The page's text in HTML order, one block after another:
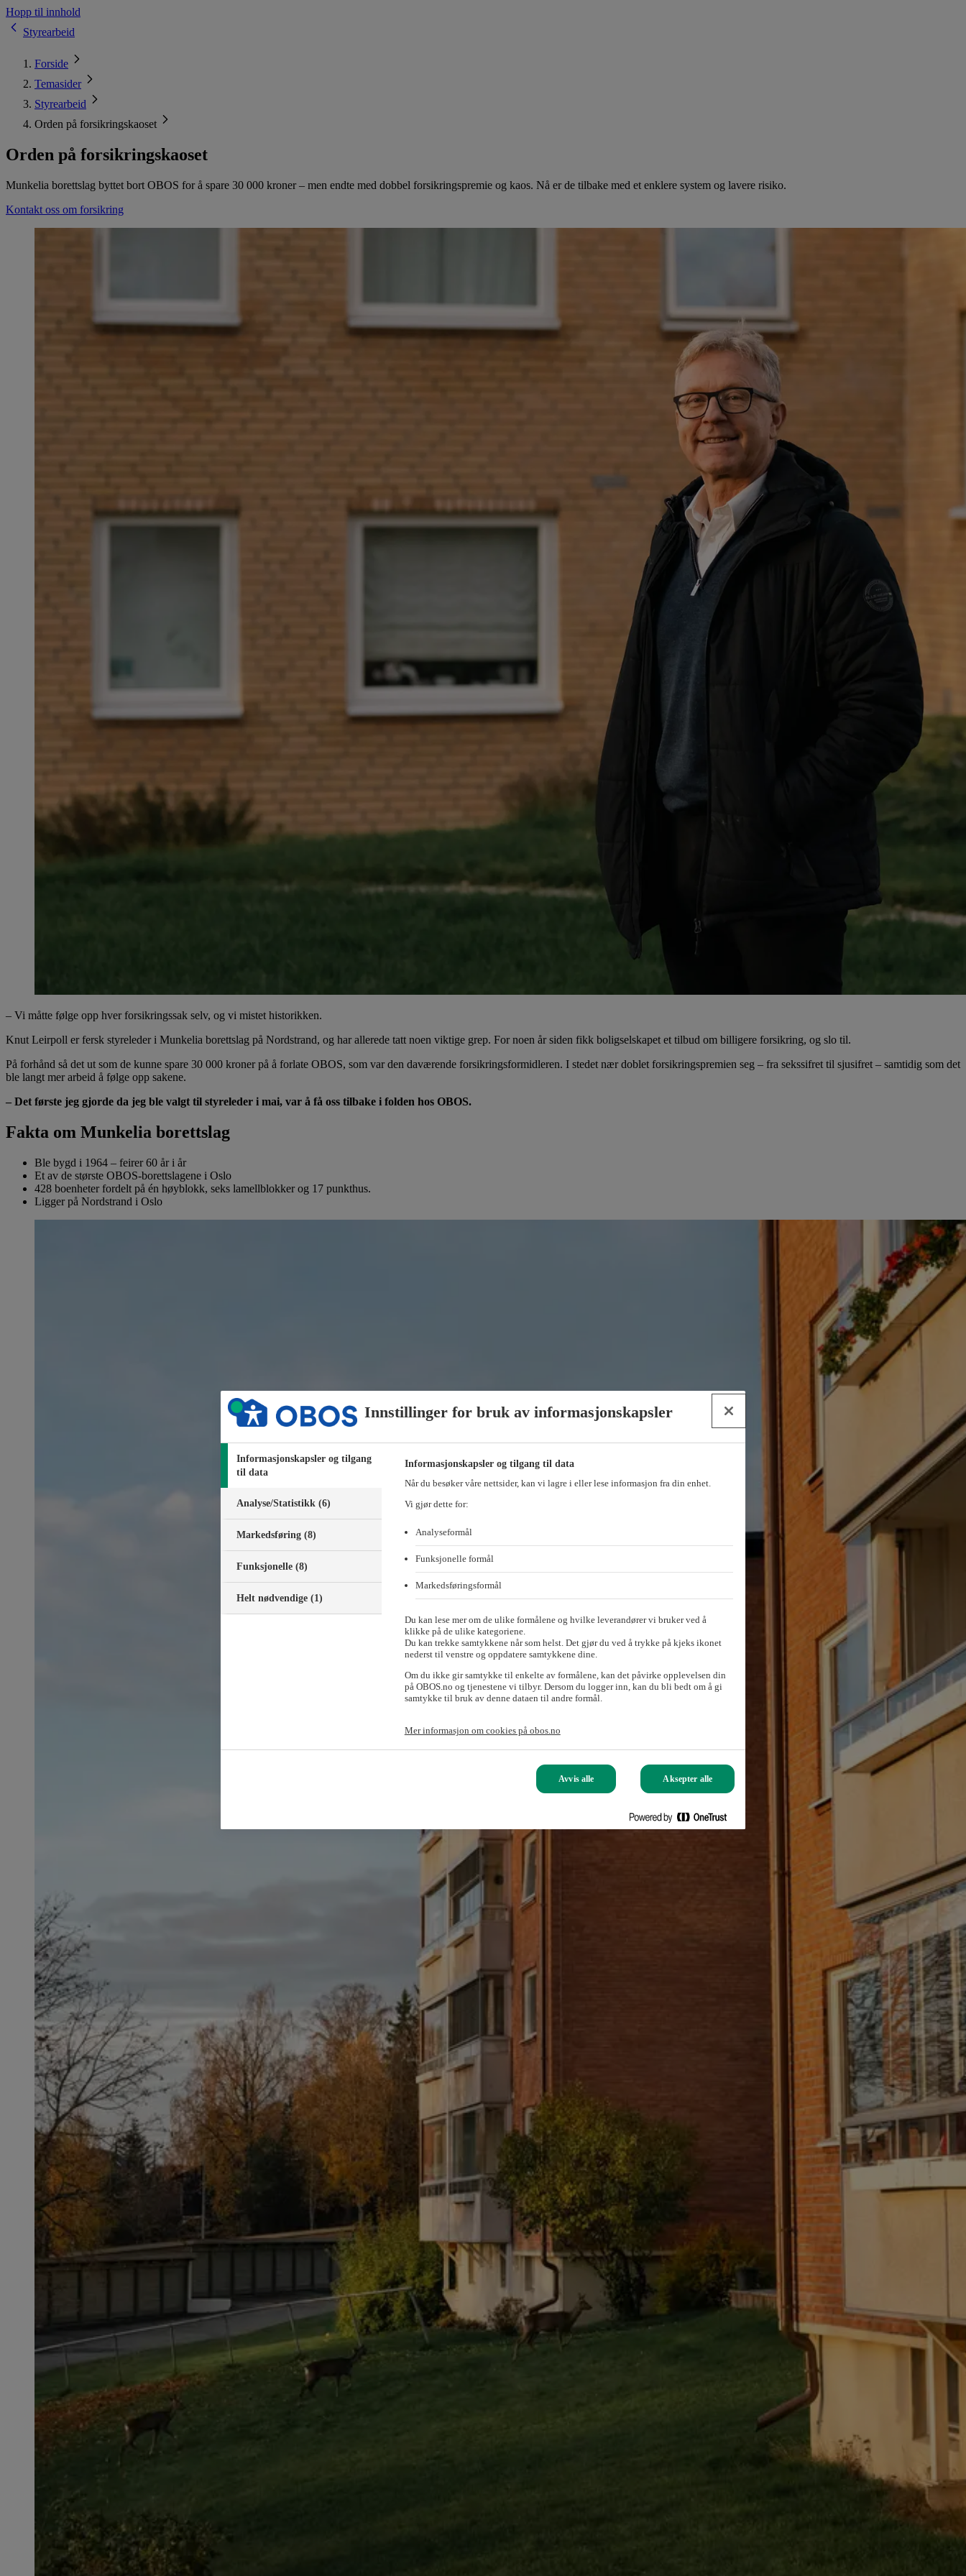
Hopp til innhold
Styrearbeid
Forside
Temasider
Styrearbeid
Orden på forsikringskaoset
Orden på forsikringskaoset
Munkelia borettslag byttet bort OBOS for å spare 30 000 kroner – men endte med dobbel forsikringspremie og kaos. Nå er de tilbake med et enklere system og lavere risiko.
Kontakt oss om forsikring
– Vi måtte følge opp hver forsikringssak selv, og vi mistet historikken.
Knut Leirpoll er fersk styreleder i Munkelia borettslag på Nordstrand, og har allerede tatt noen viktige grep. For noen år siden fikk boligselskapet et tilbud om billigere forsikring, og slo til.
På forhånd så det ut som de kunne spare 30 000 kroner på å forlate OBOS, som var den daværende forsikringsformidleren. I stedet nær doblet forsikringspremien seg – fra sekssifret til sjusifret – samtidig som det
ble langt mer arbeid å følge opp sakene.
– Det første jeg gjorde da jeg ble valgt til styreleder i mai, var å få oss tilbake i folden hos OBOS.
Fakta om Munkelia borettslag
Ble bygd i 1964 – feirer 60 år i år
Et av de største OBOS-borettslagene i Oslo
428 boenheter fordelt på én høyblokk, seks lamellblokker og 17 punkthus.
Ligger på Nordstrand i Oslo
Innstillinger for bruk av informasjonskapsler
Informasjonskapsler og tilgang
til data
Analyse/Statistikk (6)
Markedsføring (8)
Funksjonelle (8)
Helt nødvendige (1)
Informasjonskapsler og tilgang til data
Når du besøker våre nettsider, kan vi lagre i eller lese informasjon fra din enhet.
Vi gjør dette for:
Analyseformål
Funksjonelle formål
Markedsføringsformål
Du kan lese mer om de ulike formålene og hvilke leverandører vi bruker ved å
klikke på de ulike kategoriene.
Du kan trekke samtykkene når som helst. Det gjør du ved å trykke på kjeks ikonet
nederst til venstre og oppdatere samtykkene dine.
Om du ikke gir samtykke til enkelte av formålene, kan det påvirke opplevelsen din
på OBOS.no og tjenestene vi tilbyr. Dersom du logger inn, kan du bli bedt om å gi
samtykke til bruk av denne dataen til andre formål.
Mer informasjon om cookies på obos.no
Avvis alle Aksepter alle